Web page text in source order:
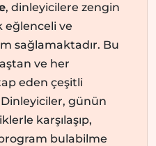
, dinleyicilere zengin
eğlenceli ve
sağlamaktadır. Bu
ve her
eden çeşitli
günün
karşılaşıp,
bulabilme